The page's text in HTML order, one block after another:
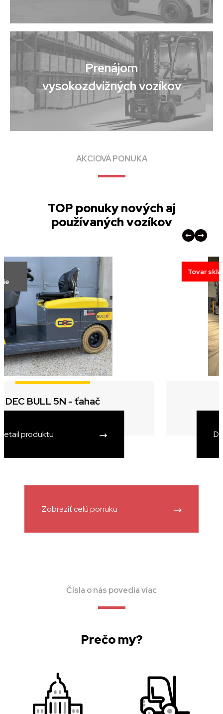
Prenájom
vysokozdvižných vozíkov
AKCIOVÁ PONUKA
TOP ponuky nových aj
používaných vozíkov
Tovar skladom
Hangcha CDD16 - 1.6t
Detail produktu
Zobraziť celú ponuku
Čísla o nás povedia viac
Prečo my?